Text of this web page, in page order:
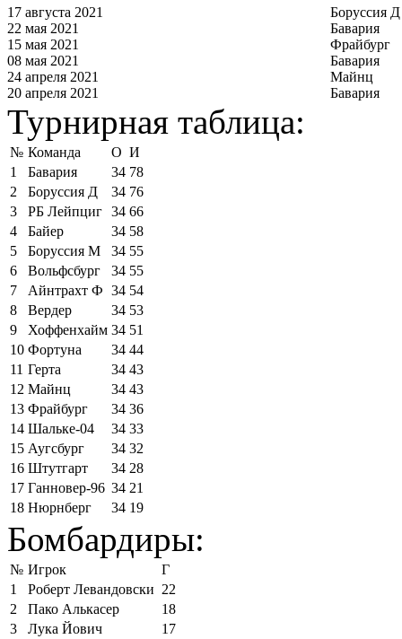
17 августа 2021
Боруссия Д
22 мая 2021
Бавария
15 мая 2021
Фрайбург
08 мая 2021
Бавария
24 апреля 2021
Майнц
20 апреля 2021
Бавария
Турнирная таблица:
№ Команда О И
1
Бавария 34 78
2
Боруссия Д 34 76
3
РБ Лейпциг 34 66
4
Байер 34 58
5
Боруссия М 34 55
6
Вольфсбург 34 55
7
Айнтрахт Ф 34 54
8
Вердер 34 53
9
Хоффенхайм 34 51
10 Фортуна 34 44
11 Герта 34 43
12 Майнц 34 43
13 Фрайбург 34 36
14 Шальке-04 34 33
15 Аугсбург 34 32
16 Штутгарт 34 28
17 Ганновер-96 34 21
18 Нюрнберг 34 19
Бомбардиры:
№ Игрок
Г
1
Роберт Левандовски 22
2
Пако Алькасер
18
3
Лука Йович
17